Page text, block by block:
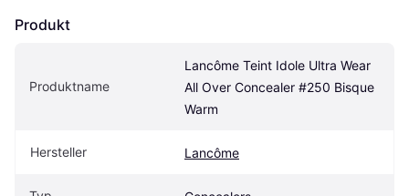
Produkt
Produktname
Lancôme Teint Idole Ultra Wear
All Over Concealer #250 Bisque
Warm
Hersteller Lancôme